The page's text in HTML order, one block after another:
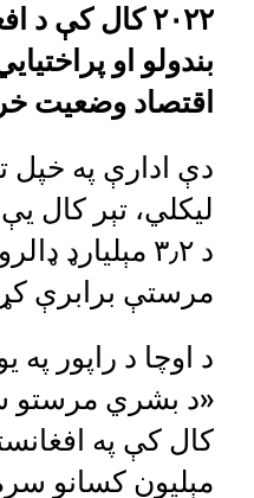
۲۰۲۲ کال کې
بندولو او
اقتصاد وضعیت
دې ادارې په خپل
لیکلي، تېر کال
د ۳٫۲
مرستې برابرې
د اوچا د راپور
مېلیون کسانو